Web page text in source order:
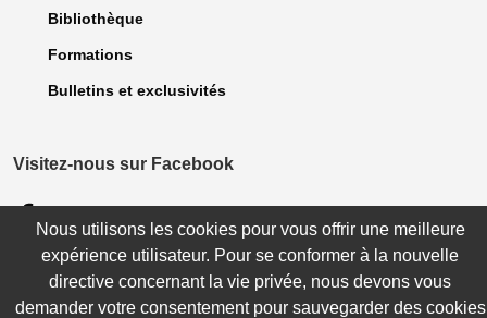
Bibliothèque
Formations
Bulletins et exclusivités
Visitez-nous sur Facebook
© 2023 Association des dentellières du Québec. Tous droits Réservés. |
Politique de confidentialité| Site réalisé par WebCONCEPT Plus inc.
Nous utilisons les cookies pour vous offrir une meilleure
expérience utilisateur. Pour se conformer à la nouvelle
directive concernant la vie privée, nous devons vous
demander votre consentement pour sauvegarder des cookies